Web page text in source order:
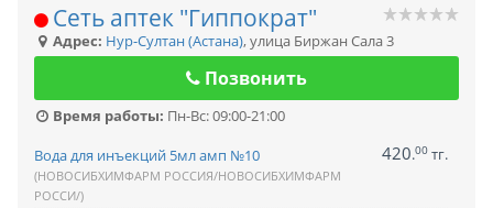
Сеть аптек "Гиппократ"
Адрес: Нур-Султан (Астана),улица Биржан Сала 3
Позвонить
Время работы: Пн-Вс: 09:00-21:00
Вода для инъекций 5мл амп №10
(НОВОСИБХИМФАРМ РОССИЯ/НОВОСИБХИМФАРМ
РОССИ/)
420.00 тг.